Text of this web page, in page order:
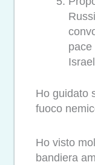
pace
Ho guidato
fuoco
Ho visto
bandiera